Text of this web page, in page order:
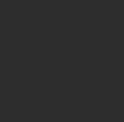
Watts (Power
(11 ports)